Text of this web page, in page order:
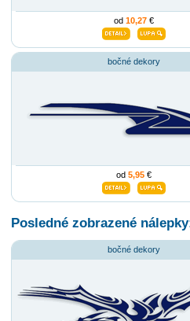
od 10,27€
bočné dekory
od 5,95€
Posledné zobrazené
bočné dekory